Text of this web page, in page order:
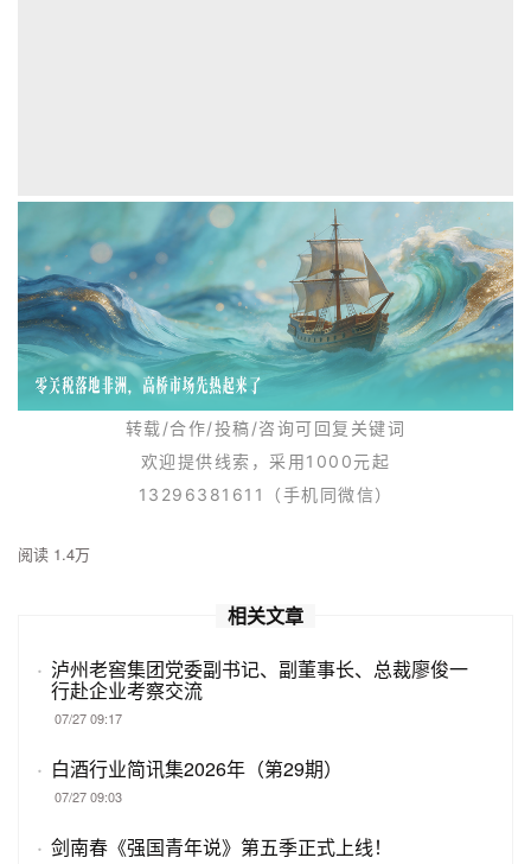
转载/合作/投稿/咨询可回复关键词
欢迎提供线索，采用1000元起
13296381611
（手机同微信）
阅读 1.4万
相关文章
· 泸州老窖集团党委副书记、副董事长、总裁廖俊一
行赴企业考察交流
07/27 09:17
· 白酒行业简讯集2026年（第29期）
07/27 09:03
· 剑南春《强国青年说》第五季正式上线！